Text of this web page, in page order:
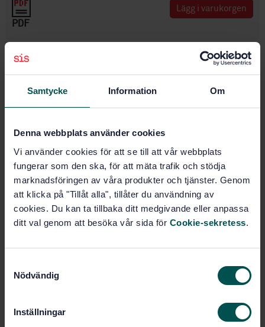
Samtycke Information Om
Denna webbplats använder cookies
Vi använder cookies för att se till att vår webbplats
fungerar som den ska, för att mäta trafik och stödja
marknadsföringen av våra produkter och tjänster. Genom
att klicka på "Tillåt alla", tillåter du användning av
cookies. Du kan ta tillbaka ditt medgivande eller anpassa
ditt val genom att besöka vår sida för Cookie-sekretess.
Nödvändig
Inställningar
PDF
Lägg i varukorgen
Fler alternativ
Produktinformation
Framtagen av:SEK SVENSK ELSTANDARD
Internationell titel: Photovoltaic devices -
Part 2: Requirements for reference
solar devices
Artikelnummer:STD-3336733
Utgåva: 3
Fastställd:2015-09-15